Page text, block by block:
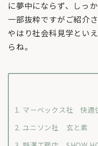
に夢中にならず、しっ
一部抜粋ですがご紹介
やはり社会科見学とい
らね。
マーベックス社 快適
ユニソン社 玄と素